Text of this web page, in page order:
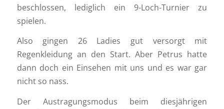
beschlossen, lediglich ein 9-Loch-Turnier zu
spielen.
Also gingen 26 Ladies gut versorgt mit
Regenkleidung an den Start. Aber Petrus hatte
dann doch ein Einsehen mit uns und es war gar
nicht so nass.
Der Austragungsmodus beim diesjährigen